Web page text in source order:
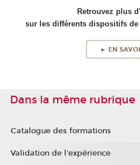
Retrouvez plus
sur les différents dispositifs de
► EN
Dans la même rubrique
Catalogue des formations
Validation de l'expérience